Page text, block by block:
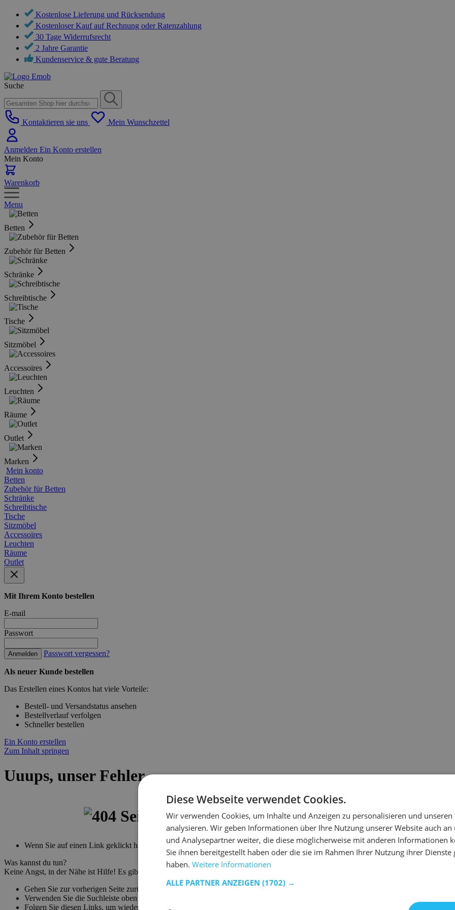
Kostenlose Lieferung und Rücksendung
Kostenloser Kauf auf Rechnung oder Ratenzahlung
30 Tage Widerrufsrecht
2 Jahre Garantie
Kundenservice & gute Beratung
Suche
Kontaktieren sie uns Mein Wunschzettel
Anmelden Ein Konto erstellen
Mein Konto
Warenkorb
Menu
Betten
Zubehör für Betten
Schränke
Schreibtische
Tische
Sitzmöbel
Accessoires
Leuchten
Räume
Outlet
Marken
Mein konto
Betten
Zubehör für Betten
Schränke
Schreibtische
Tische
Sitzmöbel
Accessoires
Leuchten
Räume
Outlet
Mit Ihrem Konto bestellen
E-mail
Passwort
Anmelden Passwort vergessen?
Als neuer Kunde bestellen
Das Erstellen eines Kontos hat viele Vorteile:
Bestell- und Versandstatus ansehen
Bestellverlauf verfolgen
Schneller bestellen
Ein Konto erstellen
Zum Inhalt springen
Uuups, unser Fehler.....
Wenn Sie die URL direkt
Wenn Sie auf einen Link geklickt haben, um hierher zu gelangen, ist der Link veraltet.
Was kannst du tun?
Keine Angst, in der Nähe ist Hilfe! Es gibt viele Möglichkeiten, mit Emob wieder auf Kurs zu kommen.
Gehen Sie zur vorherigen Seite zurück.
Verwenden Sie die Suchleiste oben auf der Seite, um nach Ihren Produkten zu suchen.
Folgen Sie diesen Links, um wieder auf Kurs zu kommen!
Diese Webseite verwendet Cookies.
Wir verwenden Cookies, um Inhalte und Anzeigen zu personalisieren und
analysieren. Wir geben Informationen über Ihre Nutzung unserer Website auch an
und Analysepartner weiter, die diese möglicherweise mit anderen Informationen
Sie ihnen bereitgestellt haben oder die sie im Rahmen Ihrer Nutzung ihrer Dienste
haben. Weitere Informationen
ALLE PARTNER ANZEIGEN (1702) →